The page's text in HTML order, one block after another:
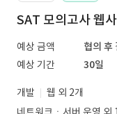
SAT 모의고사 웹
예상 금액
협의 후
예상 기간
30일
개발
웹 외 2개